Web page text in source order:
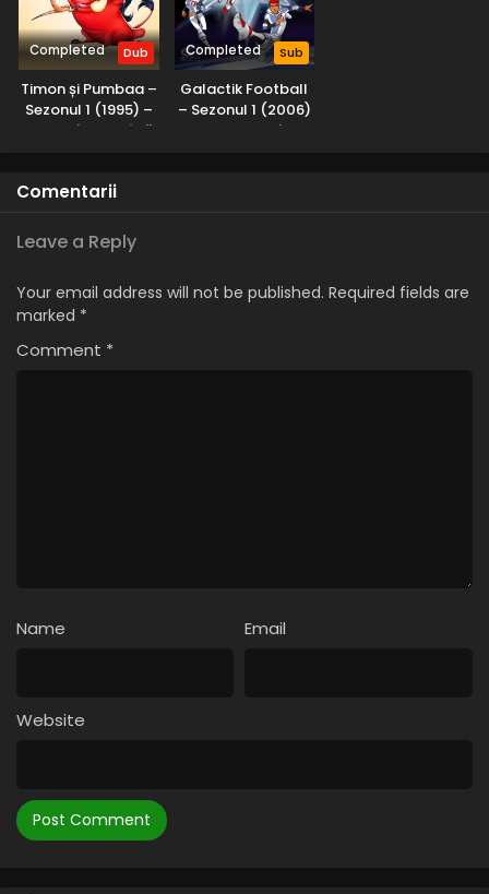
Completed Dub
Timon și Pumbaa –
Sezonul 1 (1995) –
Dublat în Română
Completed Sub
Galactik Football
– Sezonul 1 (2006)
– Subtitrat în
Comentarii
Leave a Reply
Your email address will not be published. Required fields are
marked *
Comment *
Name Email
Website